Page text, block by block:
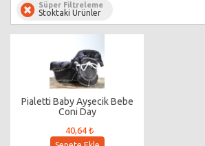
Süper Filtreleme
Stoktaki Ürünler
Pialetti Baby Ayşecik Bebe
Coni Day
40,64 ₺